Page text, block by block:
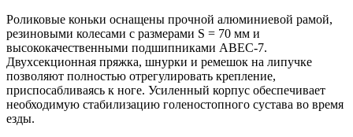
Роликовые коньки оснащены прочной алюминиевой рамой,
резиновыми колесами с размерами S = 70 мм и
высококачественными подшипниками ABEC-7.
Двухсекционная пряжка, шнурки и ремешок на липучке
позволяют полностью отрегулировать крепление,
приспосабливаясь к ноге. Усиленный корпус обеспечивает
необходимую стабилизацию голеностопного сустава во время
езды.